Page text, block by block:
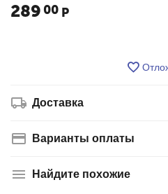
289 00 Р
Доставка
Варианты оплаты
Найдите похожие